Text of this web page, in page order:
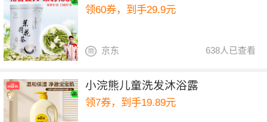
领60券，到手29.9元
638人已查看
京东
小浣熊儿童洗发沐浴露
领7券，到手19.89元